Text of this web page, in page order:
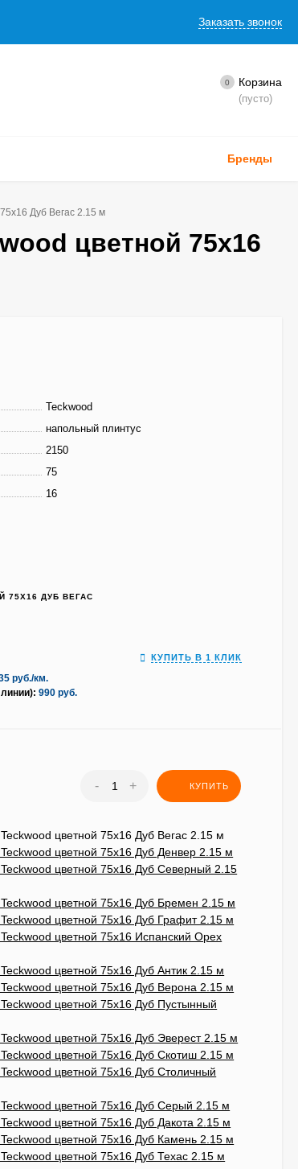
Заказать звонок
0 Корзина
(пусто)
Бренды
Дуб Вегас 2.15 м
цветной 75х16
Teckwood
напольный плинтус
2150
75
16
75Х16 ДУБ ВЕГАС
руб./км.
990 руб.
КУПИТЬ В 1 КЛИК
- + КУПИТЬ